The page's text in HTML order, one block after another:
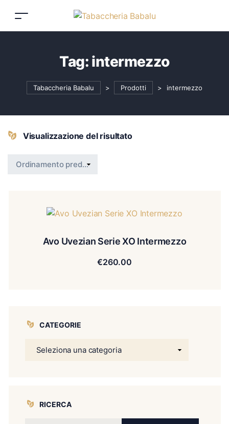
Tag: intermezzo
Tabaccheria Babalu > Prodotti > intermezzo
Visualizzazione del risultato
Avo Uvezian Serie XO Intermezzo
€260.00
CATEGORIE
RICERCA